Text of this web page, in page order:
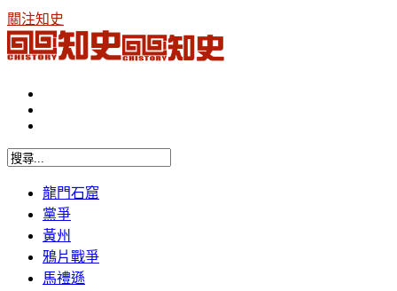
關注知史
龍門石窟
黨爭
黃州
鴉片戰爭
馬禮遜